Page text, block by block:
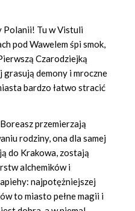
Polanii! Tu w Vistuli
pod Wawelem śpi smok,
Czarodziejką
grasują demony i mroczne
bardzo łatwo stracić
przemierzają
rodziny, ona dla samej
do Krakowa, zostają
alchemików i
najpotężniejszej
to miasto pełne magii i